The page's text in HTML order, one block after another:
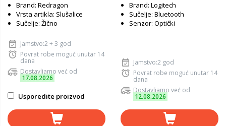
Brand: Redragon
Vrsta artikla: Slušalice
Sučelje: Žično
Jamstvo:2 + 3 god
Povrat robe moguć unutar 14
dana
Dostavljamo već od
17.08.2026
Usporedite proizvod
Brand: Logitech
Sučelje: Bluetooth
Senzor: Optički
Jamstvo:2 god
Povrat robe moguć unutar 14
dana
Dostavljamo već od
12.08.2026